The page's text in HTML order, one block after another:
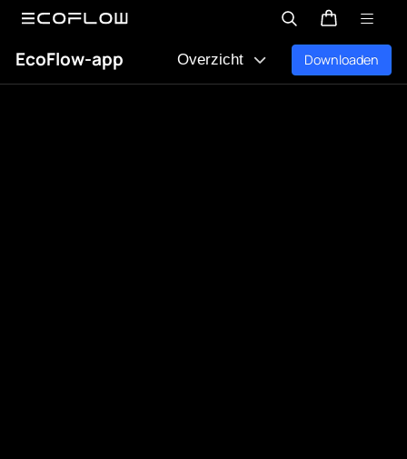
EcoFlow-app Overzicht Downloaden